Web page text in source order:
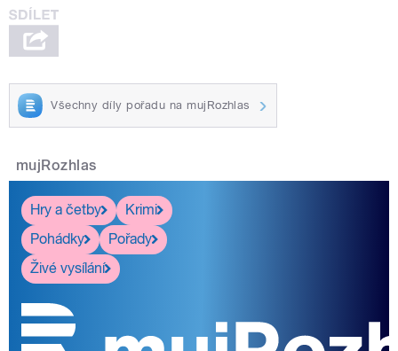
Všechny díly pořadu na mujRozhlas
mujRozhlas
Hry a četby
Krimi
Pohádky
Pořady
Živé vysílání